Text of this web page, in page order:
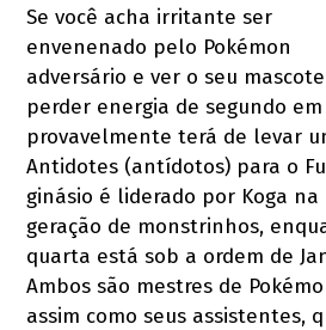
Se você acha irritante ser
envenenado pelo Pokémon
adversário e ver o seu mascote
perder energia de segundo
provavelmente terá de levar
Antidotes (antídotos) para o
ginásio é liderado por Koga
geração de monstrinhos,
quarta está sob a ordem de
Ambos são mestres de
assim como seus assistentes,